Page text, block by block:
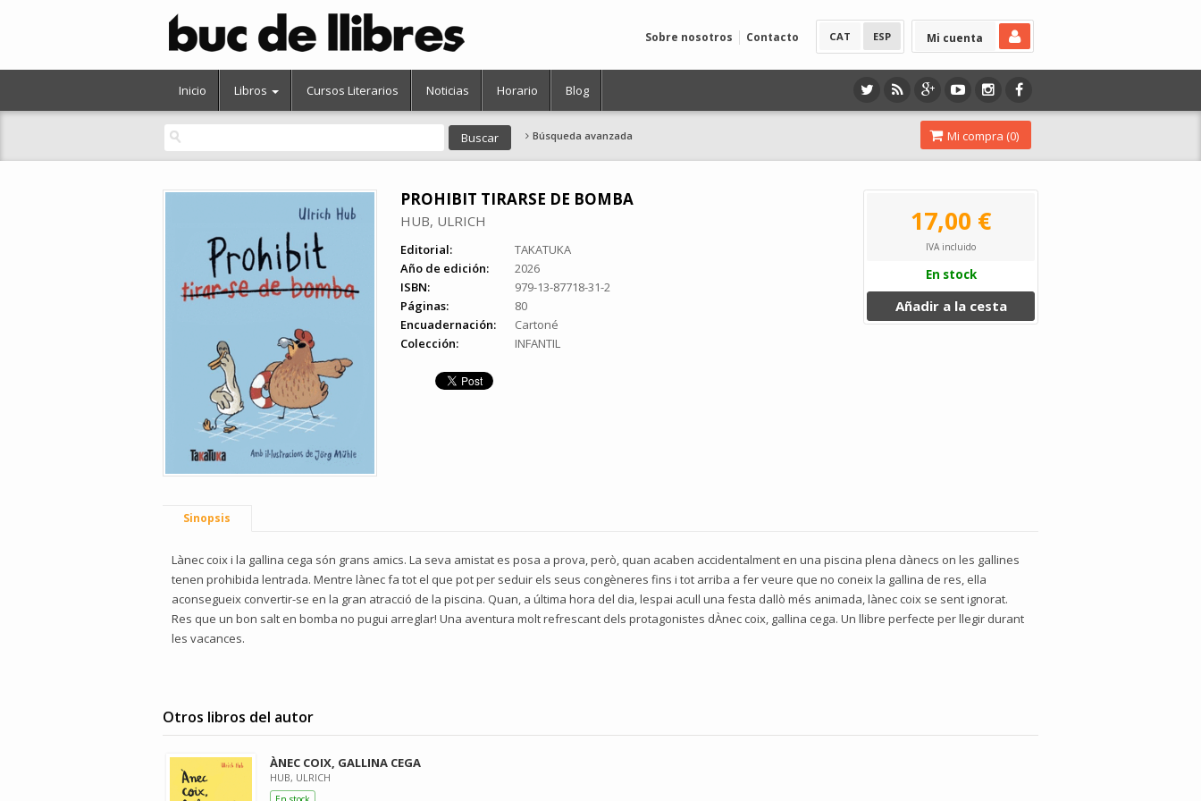
Mi cuenta
CAT ESP
Sobre nosotros Contacto
Inicio Libros Cursos Literarios Noticias Horario Blog
Búsqueda avanzada Mi compra (0)
PROHIBIT TIRARSE DE BOMBA
HUB, ULRICH
Editorial:
TAKATUKA
Año de edición:
2026
ISBN:
979-13-87718-31-2
Páginas:
80
Encuadernación:
Cartoné
Colección:
INFANTIL
17,00 €
IVA incluido
En stock
Añadir a la cesta
Sinopsis
Lànec coix i la gallina cega són grans amics. La seva amistat es posa a prova, però, quan acaben accidentalment en una piscina plena dànecs on les gallines
tenen prohibida lentrada. Mentre lànec fa tot el que pot per seduir els seus congèneres fins i tot arriba a fer veure que no coneix la gallina de res, ella
aconsegueix convertir-se en la gran atracció de la piscina. Quan, a última hora del dia, lespai acull una festa dallò més animada, lànec coix se sent ignorat.
Res que un bon salt en bomba no pugui arreglar! Una aventura molt refrescant dels protagonistes dÀnec coix, gallina cega. Un llibre perfecte per llegir durant
les vacances.
Otros libros del autor
ÀNEC COIX, GALLINA CEGA
HUB, ULRICH